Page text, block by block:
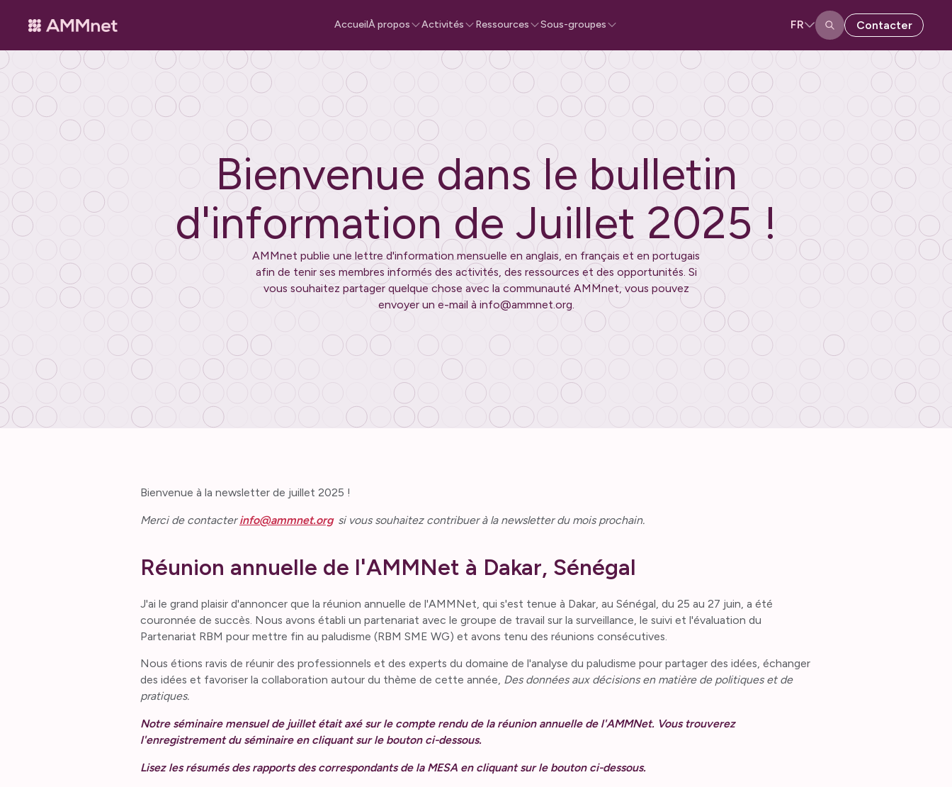
Bienvenue dans le bulletin
d'information deJuillet 2025 !
AMMnet publie une lettre d'information mensuelle en anglais, en français et en portugais
afin de tenir ses membres informés des activités, des ressources et des opportunités. Si
vous souhaitez partager quelque chose avec la communauté AMMnet, vous pouvez
envoyer un e-mail à info@ammnet.org.
Bienvenue à la newsletter de juillet 2025 !
Merci de contacterinfo@ammnet.org si vous souhaitez contribuer à la newsletter du mois prochain.
Réunion annuelle de l'AMMNet à Dakar, Sénégal
J'ai le grand plaisir d'annoncer que la réunion annuelle de l'AMMNet, qui s'est tenue à Dakar, au Sénégal, du 25 au 27 juin, a été
couronnée de succès. Nous avons établi un partenariat avec le groupe de travail sur la surveillance, le suivi et l'évaluation du
Partenariat RBM pour mettre fin au paludisme (RBM SME WG) et avons tenu des réunions consécutives.
Nous étions ravis de réunir des professionnels et des experts du domaine de l'analyse du paludisme pour partager des idées, échanger
des idées et favoriser la collaboration autour du thème de cette année, Des données aux décisions en matière de politiques et de
pratiques.
Notre séminaire mensuel de juillet était axé sur le compte rendu de la réunion annuelle de l'AMMNet. Vous trouverez
l'enregistrement du séminaire en cliquant sur le bouton ci-dessous.
Lisez les résumés des rapports des correspondants de la MESA en cliquant sur le bouton ci-dessous.
AccueilÀ propos Activités Ressources Sous-groupes FR Contacter